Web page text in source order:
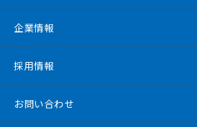
企業情報
採用情報
お問い合わせ